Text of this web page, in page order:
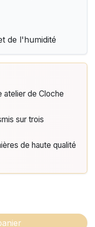
de l'humidité
atelier de Cloche
sur trois
de haute qualité